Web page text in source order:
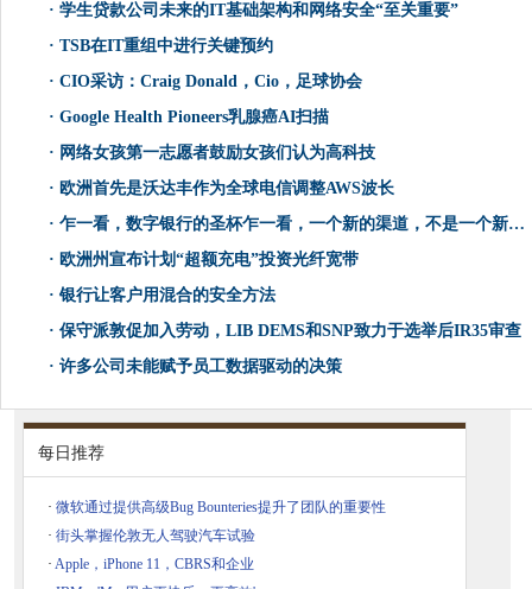
· 学生贷款公司未来的IT基础架构和网络安全“至关重要”
· TSB在IT重组中进行关键预约
· CIO采访：Craig Donald，Cio，足球协会
· Google Health Pioneers乳腺癌AI扫描
· 网络女孩第一志愿者鼓励女孩们认为高科技
· 欧洲首先是沃达丰作为全球电信调整AWS波长
· 乍一看，数字银行的圣杯乍一看，一个新的渠道，不是一个新的概念
· 欧洲州宣布计划“超额充电”投资光纤宽带
· 银行让客户用混合的安全方法
· 保守派敦促加入劳动，LIB DEMS和SNP致力于选举后IR35审查
· 许多公司未能赋予员工数据驱动的决策
每日推荐
· 微软通过提供高级Bug Bounteries提升了团队的重要性
· 街头掌握伦敦无人驾驶汽车试验
· Apple，iPhone 11，CBRS和企业